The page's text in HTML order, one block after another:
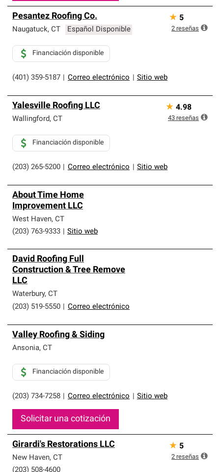
Pesantez Roofing Co.
Naugatuck, CT Español Disponible
(401) 359-5187 Correo electrónico Sitio web
Financiación disponible
★ 5
2 reseñas
Yalesville Roofing LLC
Wallingford, CT
(203) 265-5200 Correo electrónico Sitio web
Financiación disponible
★ 4.98
43 reseñas
About Time Home
Improvement LLC
West Haven, CT
(203) 763-9333
Sitio web
David Roofing Full
Construction & Tree Remove
LLC
Waterbury, CT
(203) 519-5550
Correo electrónico
Valley Roofing & Siding
Ansonia, CT
(203) 734-7258 Correo electrónico Sitio web
Financiación disponible
Solicitar una cotización
Girardi's Restorations LLC
New Haven, CT
(203) 508-4600
★ 5
2 reseñas